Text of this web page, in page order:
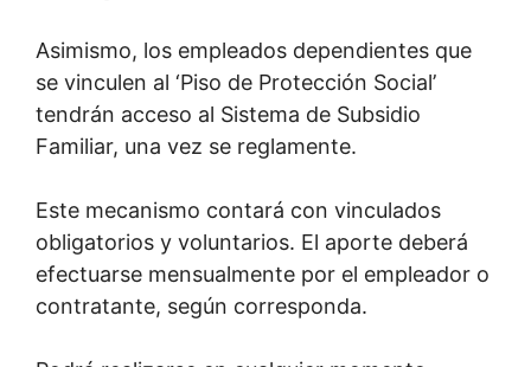
Asimismo, los empleados dependientes que
se vinculen al ‘Piso de Protección Social’
tendrán acceso al Sistema de Subsidio
Familiar, una vez se reglamente.
Este mecanismo contará con vinculados
obligatorios y voluntarios. El aporte deberá
efectuarse mensualmente por el empleador o
contratante, según corresponda.